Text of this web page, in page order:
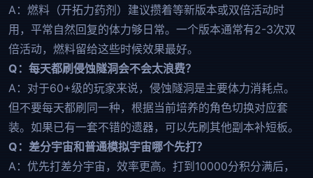
A：燃料（开拓力药剂）建议攒着等新版本或双倍活动时
用，平常自然回复的体力够日常。一个版本通常有2-3次双
倍活动，燃料留给这些时候效果最好。
Q：每天都刷侵蚀隧洞会不会太浪费？
A：对于60+级的玩家来说，侵蚀隧洞是主要体力消耗点。
但不要每天都刷同一种，根据当前培养的角色切换对应套
装。如果已有一套不错的遗器，可以先刷其他副本补短板。
Q：差分宇宙和普通模拟宇宙哪个先打？
A：优先打差分宇宙，效率更高。打到10000分积分满后，